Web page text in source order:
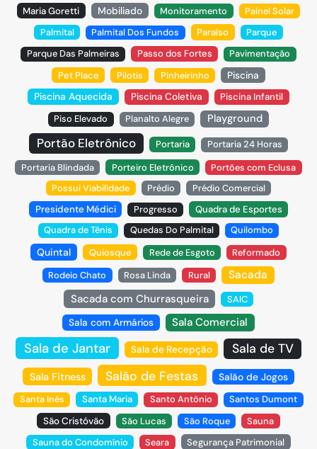
Maria Goretti
Mobiliado Monitoramento
Painel Solar
Palmital
Palmital Dos Fundos Paraíso
Parque
Parque Das Palmeiras
Passo dos Fortes
Pavimentação
Pet Place
Pilotis Pinheirinho
Piscina
Piscina Aquecida
Piscina Coletiva
Piscina Infantil
Piso Elevado
Planalto Alegre Playground
Portão Eletrônico Portaria
Portaria 24 Horas
Portaria Blindada
Porteiro Eletrônico
Portões com Eclusa
Possui Viabilidade
Prédio
Prédio Comercial
Presidente Médici
Progresso
Quadra de Esportes
Quadra de Tênis
Quedas Do Palmital Quilombo
Quintal Quiosque Rede de Esgoto
Reformado
Rodeio Chato
Rosa Linda Rural
Sacada
Sacada com Churrasqueira
SAIC
Sala com Armários Sala Comercial
Sala de Jantar Sala de Recepção Sala de TV
Sala Fitness Salão de Festas Salão de Jogos
Santa Inês Santa Maria Santo Antônio
Santos Dumont
São Cristóvão
São Lucas São Roque
Sauna
Sauna do Condomínio
Seara Segurança Patrimonial